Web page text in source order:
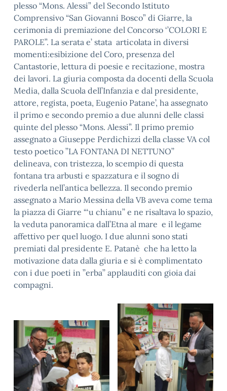
plesso “Mons. Alessi” del Secondo Istituto
Comprensivo “San Giovanni Bosco” di Giarre, la
cerimonia di premiazione del Concorso ‘’COLORI E
PAROLE”. La serata e’ stata articolata in diversi
momenti:esibizione del Coro, presenza del
Cantastorie, lettura di poesie e recitazione, mostra
dei lavori. La giuria composta da docenti della Scuola
Media, dalla Scuola dell’Infanzia e dal presidente,
attore, regista, poeta, Eugenio Patane’, ha assegnato
il primo e secondo premio a due alunni delle classi
quinte del plesso “Mons. Alessi”. Il primo premio
assegnato a Giuseppe Perdichizzi della classe VA col
testo poetico ’’LA FONTANA DI NETTUNO’’
delineava, con tristezza, lo scempio di questa
fontana tra arbusti e spazzatura e il sogno di
rivederla nell’antica bellezza. Il secondo premio
assegnato a Mario Messina della VB aveva come tema
la piazza di Giarre “‘u chianu’’ e ne risaltava lo spazio,
la veduta panoramica dall’Etna al mare e il legame
affettivo per quel luogo. I due alunni sono stati
premiati dal presidente E. Patanè che ha letto la
motivazione data dalla giuria e si è complimentato
con i due poeti in ’’erba’’ applauditi con gioia dai
compagni.